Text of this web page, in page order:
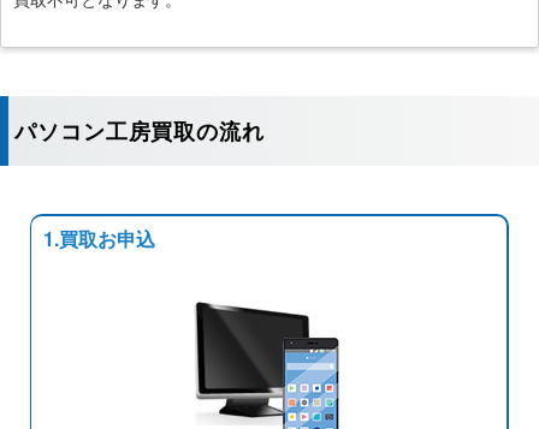
パソコン工房買取の流れ
1.買取お申込